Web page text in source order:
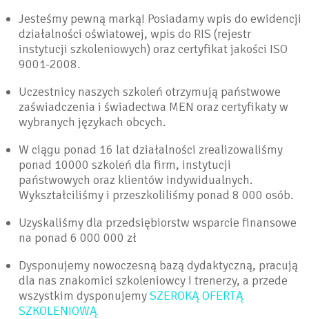
Jesteśmy pewną marką! Posiadamy wpis do ewidencji
działalności oświatowej, wpis do RIS (rejestr
instytucji szkoleniowych) oraz certyfikat jakości ISO
9001-2008.
Uczestnicy naszych szkoleń otrzymują państwowe
zaświadczenia i świadectwa MEN oraz certyfikaty w
wybranych językach obcych.
W ciągu ponad 16 lat działalności zrealizowaliśmy
ponad 10000 szkoleń dla firm, instytucji
państwowych oraz klientów indywidualnych.
Wykształciliśmy i przeszkoliliśmy ponad 8 000 osób.
Uzyskaliśmy dla przedsiębiorstw wsparcie finansowe
na ponad 6 000 000 zł
Dysponujemy nowoczesną bazą dydaktyczną, pracują
dla nas znakomici szkoleniowcy i trenerzy, a przede
wszystkim dysponujemySZEROKĄ OFERTĄ
SZKOLENIOWĄ